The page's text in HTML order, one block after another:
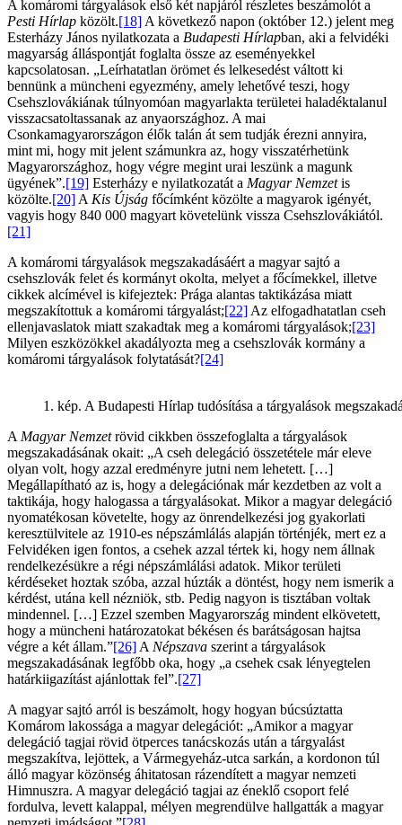
A komáromi tárgyalások első két napjáról részletes beszámolót a
Pesti Hírlap közölt.[18] A következő napon (október 12.) jelent meg
Esterházy János nyilatkozata a Budapesti Hírlapban, aki a felvidéki
magyarság álláspontját foglalta össze az eseményekkel
kapcsolatosan. „Leírhatatlan örömet és lelkesedést váltott ki
bennünk a müncheni egyezmény, amely lehetővé teszi, hogy
Csehszlovákiának túlnyomóan magyarlakta területei haladéktalanul
visszacsatoltassanak az anyaországhoz. A mai
Csonkamagyarországon élők talán át sem tudják érezni annyira,
mint mi, hogy mit jelent számunkra az, hogy visszatérhetünk
Magyarországhoz, hogy végre megint urai leszünk a magunk
ügyének”.[19] Esterházy e nyilatkozatát a Magyar Nemzetis
közölte.[20] A Kis Újság főcímként közölte a magyarok igényét,
vagyis hogy 840 000 magyart követelünk vissza Csehszlovákiától.
[21]
A komáromi tárgyalások megszakadásáért a magyar sajtó a
csehszlovák felet és kormányt okolta, melyet a főcímekkel, illetve
cikkek alcímével is kifejeztek: Prága alantas taktikázása miatt
megszakítottuk a komáromi tárgyalást;[22] Az elfogadhatatlan cseh
ellenjavaslatok miatt szakadtak meg a komáromi tárgyalások;[23]
Milyen eszközökkel akadályozta meg a csehszlovák kormány a
komáromi tárgyalások folytatását?[24]
1. kép. A Budapesti Hírlap tudósítása a tárgyalások
A Magyar Nemzetrövid cikkben összefoglalta a tárgyalások
megszakadásának okait: „A cseh delegáció összetétele már eleve
olyan volt, hogy azzal eredményre jutni nem lehetett. […]
Megállapítható az is, hogy a delegációnak már kezdetben az volt a
taktikája, hogy halogassa a tárgyalásokat. Mikor a magyar delegáció
nyomatékosan követelte, hogy az önrendelkezési jog gyakorlati
keresztülvitele az 1910-es népszámlálás alapján történjék, mert ez a
Felvidéken igen fontos, a csehek azzal tértek ki, hogy nem állnak
rendelkezésükre a régi népszámlálási adatok. Mikor területi
kérdéseket hoztak szóba, azzal húzták a döntést, hogy nem ismerik a
kérdést, utána kell nézniök, stb. Pedig nagyon is tisztában voltak
mindennel. […] Ezzel szemben Magyarország mindent elkövetett,
hogy a müncheni határozatokat békésen és barátságosan hajtsa
végre a két állam.”[26] A Népszava szerint a tárgyalások
megszakadásának legfőbb oka, hogy „a csehek csak lényegtelen
határkiigazítást ajánlottak fel”.[27]
A magyar sajtó arról is beszámolt, hogy hogyan búcsúztatta
Komárom lakossága a magyar delegációt: „Amikor a magyar
delegáció tagjai rövid ötperces tanácskozás után a tárgyalást
megszakítva, lejöttek, a Vármegyeház-utca sarkán, a kordonon túl
álló magyar közönség áhitatosan rázendített a magyar nemzeti
Himnuszra. A magyar delegáció tagjai az éneklő csoport felé
fordulva, levett kalappal, mélyen megrendülve hallgatták a magyar